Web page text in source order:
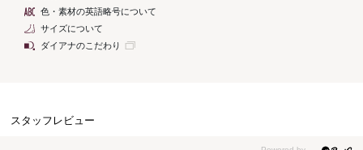
色・素材の英語略号について
サイズについて
ダイアナのこだわり
スタッフレビュー